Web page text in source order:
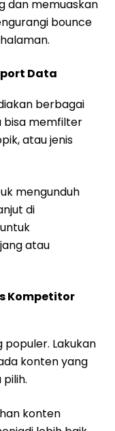
dan memuaskan
bounce
Data
berbagai
bisa memfilter
atau jenis
mengunduh
di
atau
Kompetitor
Lakukan
konten yang
konten